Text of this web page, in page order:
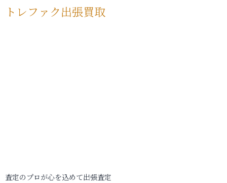
トレファク出張買取
査定のプロが心を込めて出張査定